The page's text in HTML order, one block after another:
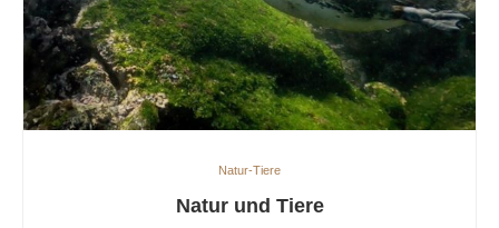
Natur-Tiere
Natur und Tiere